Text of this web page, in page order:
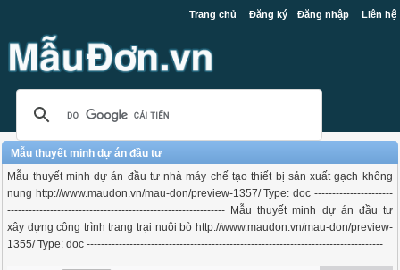
Trang chủ Đăng ký Đăng nhập Liên hệ
Mẫu thuyết minh dự án đầu tư
Mẫu thuyết minh dự án đầu tư nhà máy chế tạo thiết bị sản xuất gạch không
nung http://www.maudon.vn/mau-don/preview-1357/ Type: doc ----------------------
------------------------------------------------------------- Mẫu thuyết minh dự án đầu tư
xây dựng công trình trang trại nuôi bò http://www.maudon.vn/mau-don/preview-
1355/ Type: doc -----------------------------------------------------------------------------------